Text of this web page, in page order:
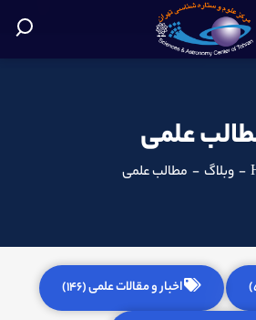
علمی
- وبلاگ - مطالب علمی
اخبار و مقالات علمی (146)